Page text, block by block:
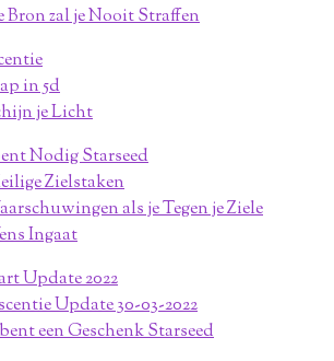
Bron zal je Nooit Straffen
in 5d
je Licht
Nodig Starseed
Zielstaken
als je Tegen je Ziele
Ingaat
Update 2022
Update 30-03-2022
een Geschenk Starseed